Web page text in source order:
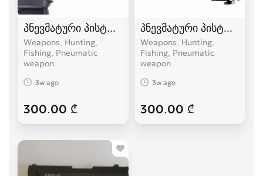
პნევმატური პისტოლეტი borner sport
Weapons, Hunting,
Fishing, Pneumatic
weapon
3w ago
300.00 ₾
პნევმატური
Weapons, Hunting,
Fishing, Pneumatic
weapon
3w ago
300.00 ₾